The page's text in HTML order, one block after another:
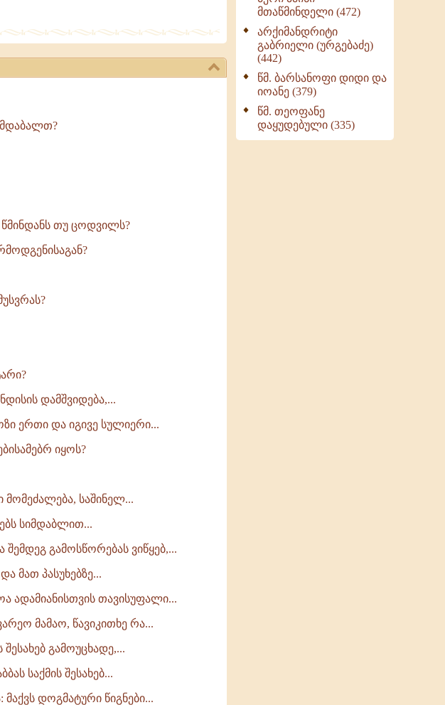
წმინდანს თუ ცოდვილს?
დამშვიდება,...
ერთი და იგივე სულიერი...
იყოს?
მომეძალება, საშინელ...
სიმდაბლით...
გამოსწორებას ვიწყებ,...
მათ პასუხებზე...
ადამიანისთვის თავისუფალი...
მამაო, წავიკითხე რა...
გამოუცხადე,...
საქმის შესახებ...
დოგმატური წიგნები...
მთაწმინდელი (472)
არქიმანდრიტი
გაბრიელი (ურგებაძე)
(442)
წმ. ბარსანოფი დიდი და
იოანე (379)
წმ. თეოფანე
დაყუდებული (335)